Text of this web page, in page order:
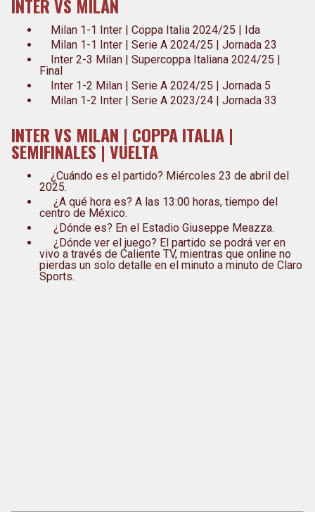
INTER VS MILAN
Milan 1-1 Inter | Coppa Italia 2024/25 | Ida
Milan 1-1 Inter | Serie A 2024/25 | Jornada 23
Inter 2-3 Milan | Supercoppa Italiana 2024/25 |
Final
Inter 1-2 Milan | Serie A 2024/25 | Jornada 5
Milan 1-2 Inter | Serie A 2023/24 | Jornada 33
INTER VS MILAN | COPPA ITALIA |
SEMIFINALES | VUELTA
¿Cuándo es el partido? Miércoles 23 de abril del
2025.
¿A qué hora es? A las 13:00 horas, tiempo del
centro de México.
¿Dónde es? En el Estadio Giuseppe Meazza.
¿Dónde ver el juego? El partido se podrá ver en
vivo a través de Caliente TV, mientras que online no
pierdas un solo detalle en el minuto a minuto de Claro
Sports.